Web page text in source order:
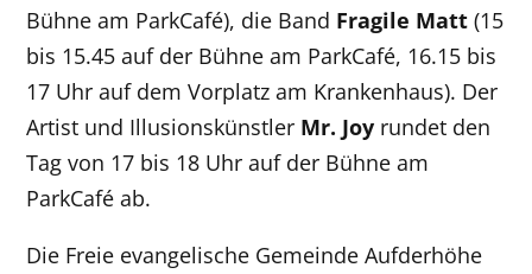
Bühne am ParkCafé), die Band Fragile Matt(15
bis 15.45 auf der Bühne am ParkCafé, 16.15 bis
17 Uhr auf dem Vorplatz am Krankenhaus). Der
Artist und Illusionskünstler Mr. Joy rundet den
Tag von 17 bis 18 Uhr auf der Bühne am
ParkCafé ab.
Die Freie evangelische Gemeinde Aufderhöhe